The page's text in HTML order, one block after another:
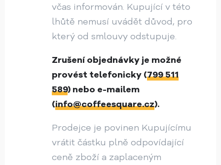
včas informován. Kupující v této
lhůtě nemusí uvádět důvod, pro
který od smlouvy odstupuje.
Zrušení objednávky je možné
provést telefonicky (799 511
589) nebo e-mailem
(info@coffeesquare.cz).
Prodejce je povinen Kupujícímu
vrátit částku plně odpovídající
ceně zboží a zaplaceným